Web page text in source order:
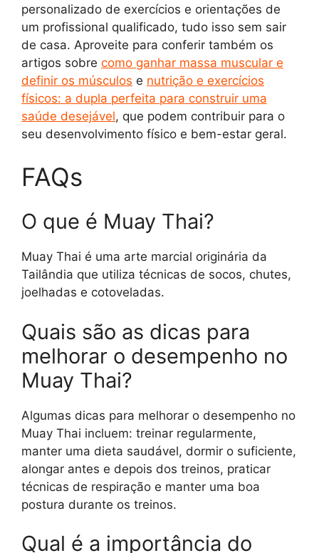
personalizado de exercícios e orientações de
um profissional qualificado, tudo isso sem sair
de casa. Aproveite para conferir também os
artigos sobre como ganhar massa muscular e
definir os músculos e nutrição e exercícios
físicos: a dupla perfeita para construir uma
saúde desejável, que podem contribuir para o
seu desenvolvimento físico e bem-estar geral.
FAQs
O que é Muay Thai?
Muay Thai é uma arte marcial originária da
Tailândia que utiliza técnicas de socos, chutes,
joelhadas e cotoveladas.
Quais são as dicas para
melhorar o desempenho no
Muay Thai?
Algumas dicas para melhorar o desempenho no
Muay Thai incluem: treinar regularmente,
manter uma dieta saudável, dormir o suficiente,
alongar antes e depois dos treinos, praticar
técnicas de respiração e manter uma boa
postura durante os treinos.
Qual é a importância do